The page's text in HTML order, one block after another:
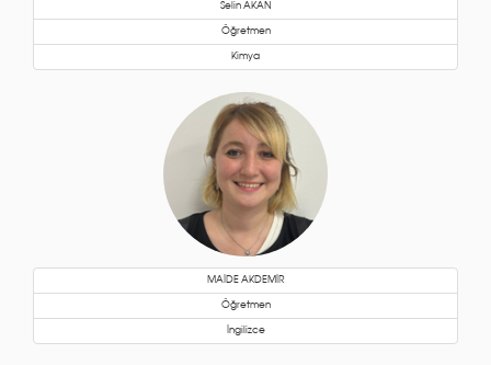
Selin AKAN
Öğretmen
Kimya
MAİDE AKDEMİR
Öğretmen
İngilizce